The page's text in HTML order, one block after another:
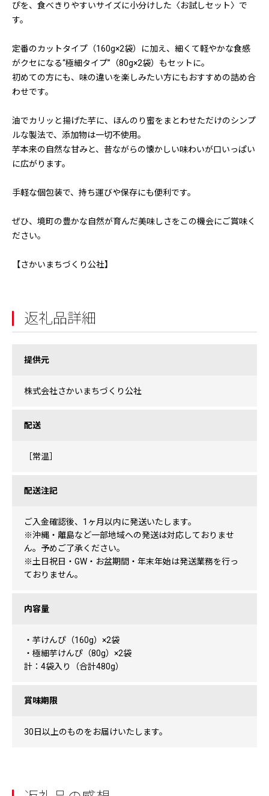
ぴを、食べきりやすいサイズに小分けした〈お試しセット〉で
す。
定番のカットタイプ（160g×2袋）に加え、細くて軽やかな食感
がクセになる“極細タイプ”（80g×2袋）もセットに。
初めての方にも、味の違いを楽しみたい方にもおすすめの詰め合
わせです。
油でカリッと揚げた芋に、ほんのり蜜をまとわせただけのシンプ
ルな製法で、添加物は一切不使用。
芋本来の自然な甘みと、昔ながらの懐かしい味わいが口いっぱい
に広がります。
手軽な個包装で、持ち運びや保存にも便利です。
ぜひ、境町の豊かな自然が育んだ美味しさをこの機会にご賞味く
ださい。
【さかいまちづくり公社】
返礼品詳細
提供元
株式会社さかいまちづくり公社
配送
［常温］
配送注記
ご入金確認後、1ヶ月以内に発送いたします。
※沖縄・離島など一部地域への発送は対応しておりませ
ん。予めご了承ください。
※土日祝日・GW・お盆期間・年末年始は発送業務を行っ
ておりません。
内容量
・芋けんぴ（160g）×2袋
・極細芋けんぴ（80g）×2袋
計：4袋入り（合計480g）
賞味期限
30日以上のものをお届けいたします。